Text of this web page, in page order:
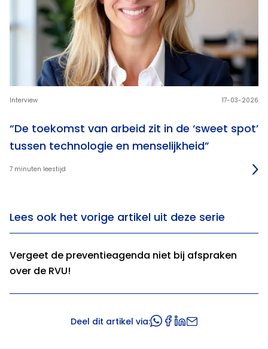
“De toekomst van arbeid zit in de ‘sweet spot’
tussen technologie en menselijkheid”
Interview 17-03-2026
7 minuten leestijd
Lees ook het vorige artikel uit deze serie
Vergeet de preventieagenda niet bij afspraken
over de RVU!
Deel dit artikel via: